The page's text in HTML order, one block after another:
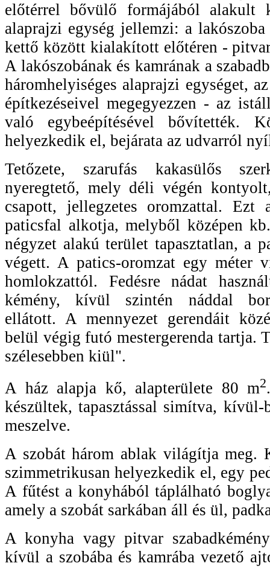
előtérrel bővülő formájából alakult
alaprajzi egység jellemzi: a
kettő között kialakított előtéren -
A lakószobának és kamrának a
háromhelyiséges alaprajzi egységet,
építkezéseivel megegyezzen - az
való egybeépítésével bővítették.
helyezkedik el, bejárata az udvarról
Tetőzete, szarufás kakasülős
nyeregtető, mely déli végén
csapott, jellegzetes oromzattal. Ezt
paticsfal alkotja, melyből középen
négyzet alakú terület tapasztatlan, a
végett. A patics-oromzat egy méter
homlokzattól. Fedésre nádat
kémény, kívül szintén náddal
ellátott. A mennyezet gerendáit
belül végig futó mestergerenda tartja.
szélesebben kiül".
A ház alapja kő, alapterülete 80 m2
készültek, tapasztással simítva, kívül-
meszelve.
A szobát három ablak világítja meg.
szimmetrikusan helyezkedik el, egy
A fűtést a konyhából táplálható
amely a szobát sarkában áll és ül,
A konyha vagy pitvar
kívül a szobába és kamrába vezető